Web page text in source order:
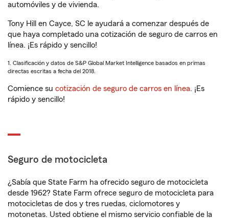
automóviles y de vivienda.
Tony Hill en Cayce, SC le ayudará a comenzar después de
que haya completado una cotización de seguro de carros en
línea. ¡Es rápido y sencillo!
1. Clasificación y datos de S&P Global Market Intelligence basados en primas
directas escritas a fecha del 2018.
Comience su cotización de seguro de carros en línea. ¡Es
rápido y sencillo!
Seguro de motocicleta
¿Sabía que State Farm ha ofrecido seguro de motocicleta
desde 1962? State Farm ofrece seguro de motocicleta para
motocicletas de dos y tres ruedas, ciclomotores y
motonetas. Usted obtiene el mismo servicio confiable de la